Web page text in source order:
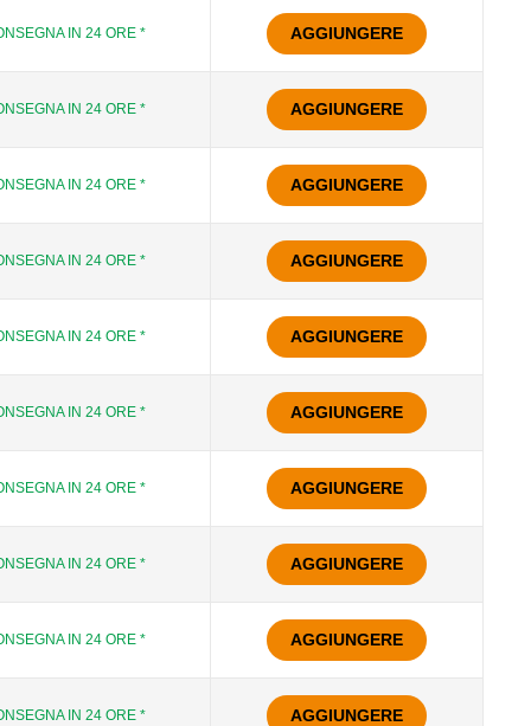
IN 24 ORE * AGGIUNGERE
IN 24 ORE * AGGIUNGERE
IN 24 ORE * AGGIUNGERE
IN 24 ORE * AGGIUNGERE
IN 24 ORE * AGGIUNGERE
IN 24 ORE * AGGIUNGERE
IN 24 ORE * AGGIUNGERE
IN 24 ORE * AGGIUNGERE
IN 24 ORE * AGGIUNGERE
IN 24 ORE * AGGIUNGERE